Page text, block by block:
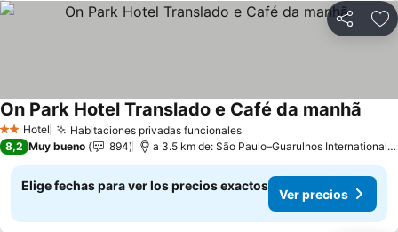
Compartir
2 Estrellas
Hotel Habitaciones privadas funcionales
On Park Hotel Translado e Café da manhã
8,2 Muy bueno 894 a 3.5 km de: São Paulo–Guarulhos International Airport
Elige fechas para ver los precios exactos
Ver precios